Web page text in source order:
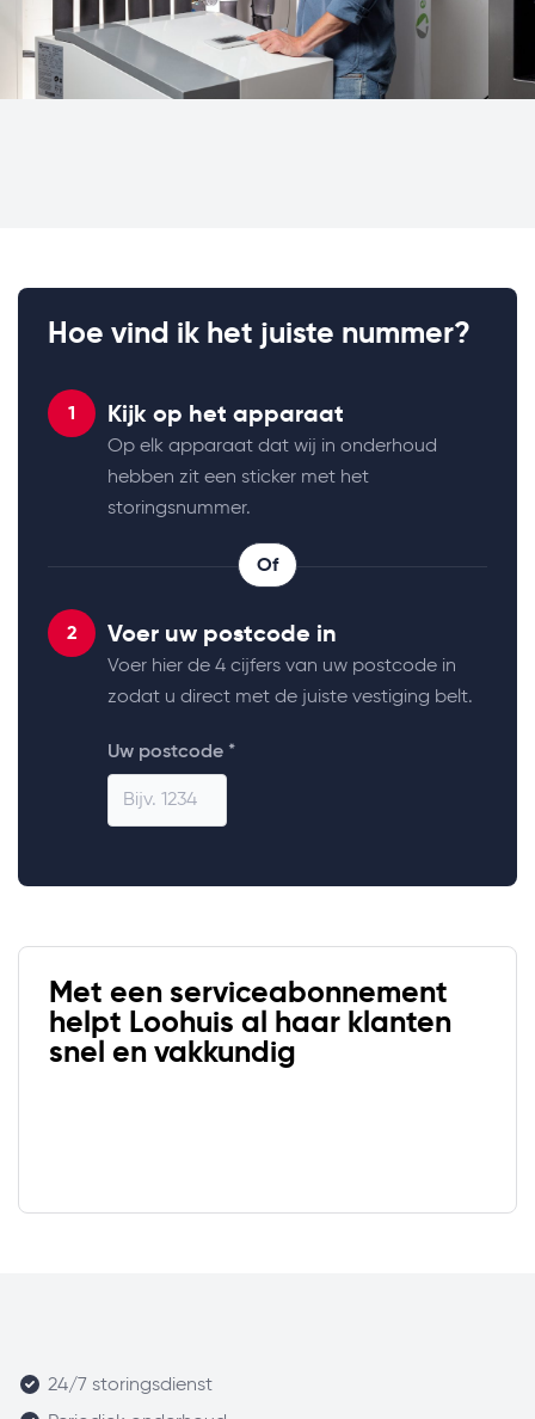
hebt kun je rekenen op onze hulp bij storingen en
noodgevallen.
Hoe vind ik het juiste nummer?
1 Kijk op het apparaat
Op elk apparaat dat wij in onderhoud
hebben zit een sticker met het
storingsnummer.
Of
2 Voer uw postcode in
Voer hier de 4 cijfers van uw postcode in
zodat u direct met de juiste vestiging belt.
Uw postcode *
Met een serviceabonnement
helpt Loohuis al haar klanten
snel en vakkundig
24/7 storingsdienst